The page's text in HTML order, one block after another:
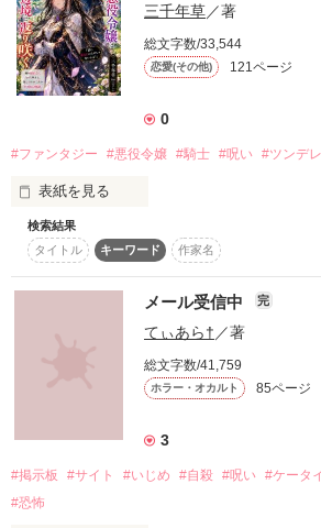
後編と共に、一冊になって
野いちご文庫より好評発売中！
皆様の応援あってこそです。
レビュー、感想を書いてくれている皆様、
※こちらの本文は、
加筆修正前のままとなっておりますので、
書籍版とは異なる場合があります。
※書籍化にあたって、題名が
『わたしはみんなに殺された〜死者の呪い
となっております。
31位、26位、21位、17位、14位、12位
ざいます！
時は人間世界からモンスターと
人間が共存する世界。
私の幼なじみも吸血鬼で、
ちょっぴり強引なんだ。
「俺以外の奴に血を吸わせんなよ」
「何があってもお前のこと守るから」
ちょっぴり天然な小悪魔女子
香月りり ＊Riri Kazuki
×
俺様で強引な吸血鬼
入井玲音 ＊Reo Irii
三千年草／著
総文字数/33,544
恋愛(その他) 121ページ
0
#ファンタジー #悪役令嬢 #騎士 #呪い #ツンデレ
表紙を見る
王女だった私は、国を追放された。
婚約者も、地位も、居場所も。
全部失って流れ着いた辺境で出会ったの
剣を失い、すべてを諦めた騎士だった。
「勘違いしないで。
彼はいつも困ったように笑って、
検索結果
タイトル
キーワード 作家名
メール受信中 完
てぃあら† ／著
総文字数/41,759
ホラー・オカルト 85ページ
3
#掲示板 #サイト #いじめ #自殺 #呪い #ケータ
#恐怖